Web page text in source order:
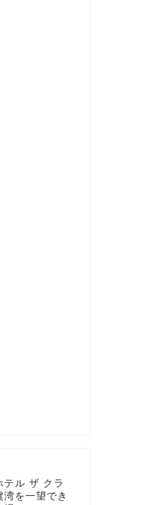
テル ザ クラ
湾を一望でき